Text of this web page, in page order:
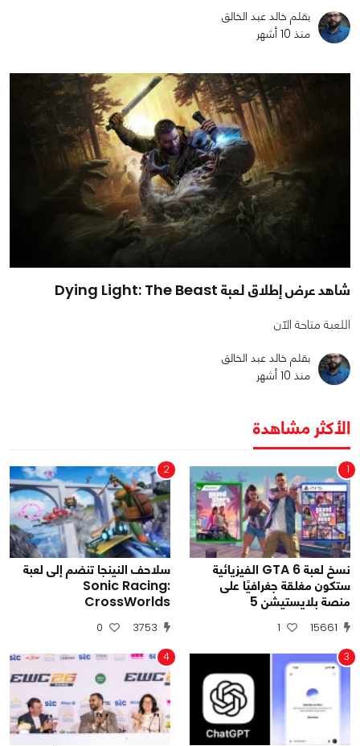
بقلم خالد عبد الخالق
منذ 10 أشهر
شاهد عرض إطلاق لعبة Dying Light: The Beast
اللعبة متاحة الآن
بقلم خالد عبد الخالق
منذ 10 أشهر
الأكثر مشاهدة
1
نسخ لعبة GTA 6 الفيزيائية
ستكون مغلقة جغرافيًا على
منصة بلايستيشن 5
15661
1
2
سلاحف النينجا تنضم إلى لعبة
Sonic Racing:
CrossWorlds
3753
0
3
4